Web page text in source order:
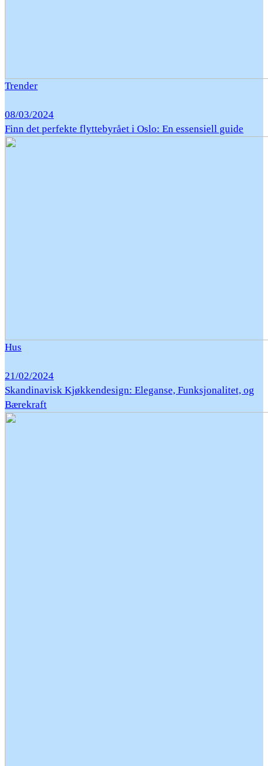
Trender
08/03/2024
Finn det perfekte flyttebyrået i Oslo: En essensiell guide
Hus
21/02/2024
Skandinavisk Kjøkkendesign: Eleganse, Funksjonalitet, og
Bærekraft